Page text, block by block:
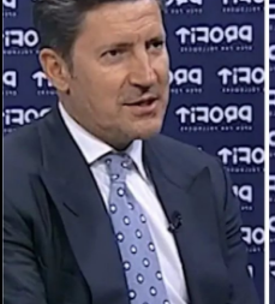
Evenimente
Emisiuni TV
Horoscop
Lifestyle
Celebrități